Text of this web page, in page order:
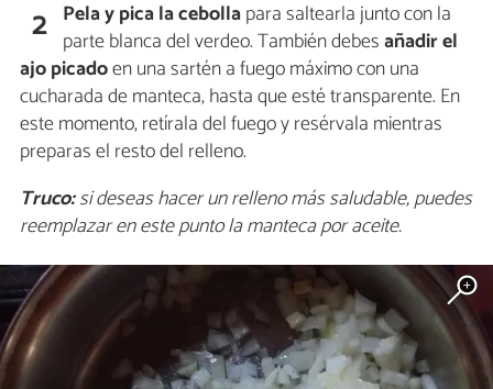
2 Pela y pica la cebollapara saltearla junto con la
parte blanca del verdeo. También debesañadir el
ajo picadoen una sartén a fuego máximo con una
cucharada de manteca, hasta que esté transparente. En
este momento, retírala del fuego y resérvala mientras
preparas el resto del relleno.
Truco:si deseas hacer un relleno más saludable, puedes
reemplazar en este punto la manteca por aceite.